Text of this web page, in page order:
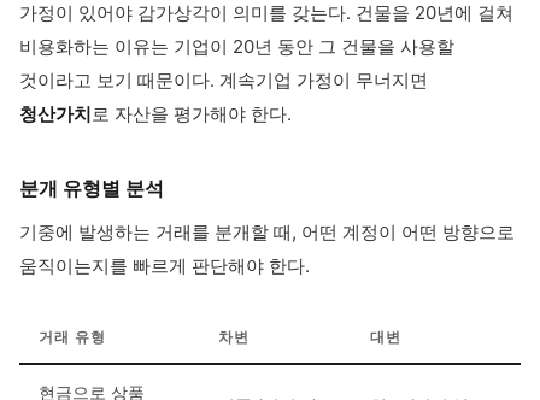
가정이 있어야 감가상각이 의미를 갖는다. 건물을 20년에 걸쳐
비용화하는 이유는 기업이 20년 동안 그 건물을 사용할
것이라고 보기 때문이다. 계속기업 가정이 무너지면
청산가치로 자산을 평가해야 한다.
분개 유형별 분석
기중에 발생하는 거래를 분개할 때, 어떤 계정이 어떤 방향으로
움직이는지를 빠르게 판단해야 한다.
거래 유형 차변 대변
현금으로 상품